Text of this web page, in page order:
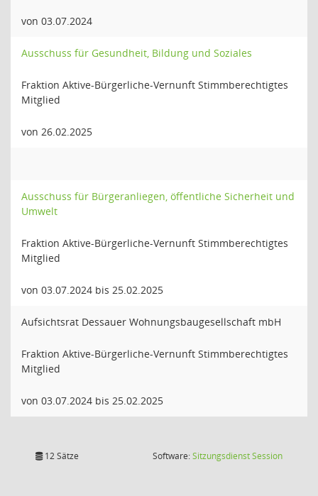
von 03.07.2024
Ausschuss für Gesundheit, Bildung und Soziales
Fraktion Aktive-Bürgerliche-Vernunft Stimmberechtigtes
Mitglied
von 26.02.2025
Ausschuss für Bürgeranliegen, öffentliche Sicherheit und
Umwelt
Fraktion Aktive-Bürgerliche-Vernunft Stimmberechtigtes
Mitglied
von 03.07.2024 bis 25.02.2025
Aufsichtsrat Dessauer Wohnungsbaugesellschaft mbH
Fraktion Aktive-Bürgerliche-Vernunft Stimmberechtigtes
Mitglied
von 03.07.2024 bis 25.02.2025
12 Sätze Software:SitzungsdienstSession(Wird in